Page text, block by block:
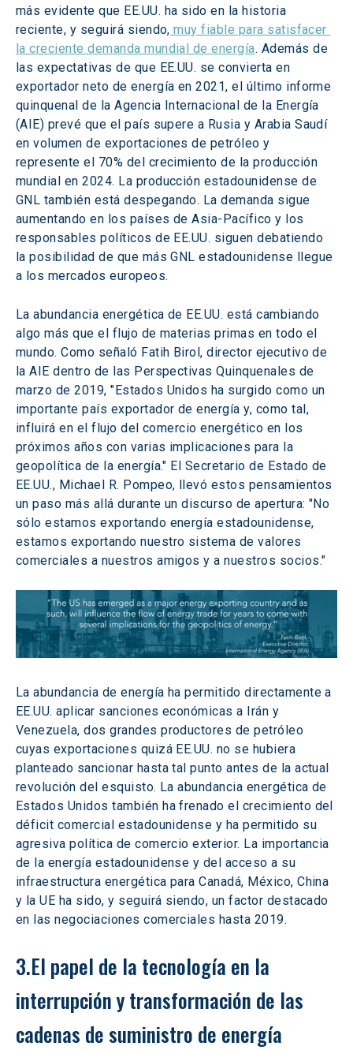
más evidente que EE.UU. ha sido en la historia
reciente, y seguirá siendo, muy fiable para satisfacer
la creciente demanda mundial de energía. Además de
las expectativas de que EE.UU. se convierta en
exportador neto de energía en 2021, el último informe
quinquenal de la Agencia Internacional de la Energía
(AIE) prevé que el país supere a Rusia y Arabia Saudí
en volumen de exportaciones de petróleo y
represente el 70% del crecimiento de la producción
mundial en 2024. La producción estadounidense de
GNL también está despegando. La demanda sigue
aumentando en los países de Asia-Pacífico y los
responsables políticos de EE.UU. siguen debatiendo
la posibilidad de que más GNL estadounidense llegue
a los mercados europeos.
La abundancia energética de EE.UU. está cambiando
algo más que el flujo de materias primas en todo el
mundo. Como señaló Fatih Birol, director ejecutivo de
la AIE dentro de las Perspectivas Quinquenales de
marzo de 2019, "Estados Unidos ha surgido como un
importante país exportador de energía y, como tal,
influirá en el flujo del comercio energético en los
próximos años con varias implicaciones para la
geopolítica de la energía." El Secretario de Estado de
EE.UU., Michael R. Pompeo, llevó estos pensamientos
un paso más allá durante un discurso de apertura: "No
sólo estamos exportando energía estadounidense,
estamos exportando nuestro sistema de valores
comerciales a nuestros amigos y a nuestros socios."
La abundancia de energía ha permitido directamente a
EE.UU. aplicar sanciones económicas a Irán y
Venezuela, dos grandes productores de petróleo
cuyas exportaciones quizá EE.UU. no se hubiera
planteado sancionar hasta tal punto antes de la actual
revolución del esquisto. La abundancia energética de
Estados Unidos también ha frenado el crecimiento del
déficit comercial estadounidense y ha permitido su
agresiva política de comercio exterior. La importancia
de la energía estadounidense y del acceso a su
infraestructura energética para Canadá, México, China
y la UE ha sido, y seguirá siendo, un factor destacado
en las negociaciones comerciales hasta 2019.
3.El papel de la tecnología en la
interrupción y transformación de las
cadenas de suministro de energía